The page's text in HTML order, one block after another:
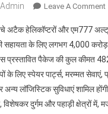
Admin Leave A Comment
अटैक हेलिकॉप्टरों और एम777
के लिए लगभग 4,000 करोड़
प्रस्तावित पैकेज की कुल कीमत
के लिए स्पेयर पार्ट्स, मरम्मत सेवाएं,
लॉजिस्टिक सुविधाएं शामिल
विशेषकर दुर्गम और पहाड़ी क्षेत्रों